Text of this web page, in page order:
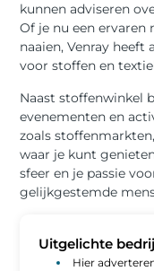
kunnen adviseren
Of je nu een
naaien, Venray
voor stoffen en
Naast stoffenwinkel
evenementen en
zoals
waar je kunt
sfeer en je passie
gelijkgestemde
Uitgelichte
Hier